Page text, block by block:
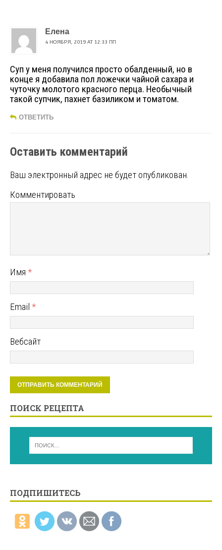
Елена
4 НОЯБРЯ, 2019 AT 12:33 ПП
Суп у меня получился просто обалденный, но в
конце я добавила пол ложечки чайной сахара и
чуточку молотого красного перца. Необычный
такой супчик, пахнет базиликом и томатом.
ОТВЕТИТЬ
Оставить комментарий
Ваш электронный адрес не будет опубликован.
Комментировать
Имя *
Email *
Вебсайт
ПОИСК РЕЦЕПТА
ПОДПИШИТЕСЬ